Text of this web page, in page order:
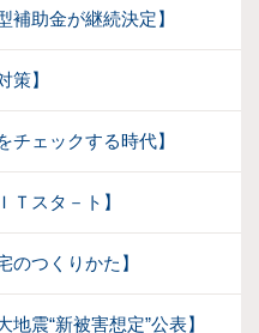
補助金が継続決定】
策】
チェックする時代】
Ｔスタ－ト】
のつくりかた】
震“新被害想定”公表】